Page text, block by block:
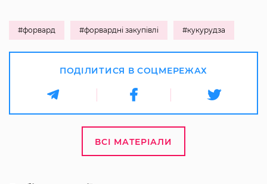
#форвард #форвардні закупівлі #кукурудза
ПОДІЛИТИСЯ В СОЦМЕРЕЖАХ
ВСІ МАТЕРІАЛИ